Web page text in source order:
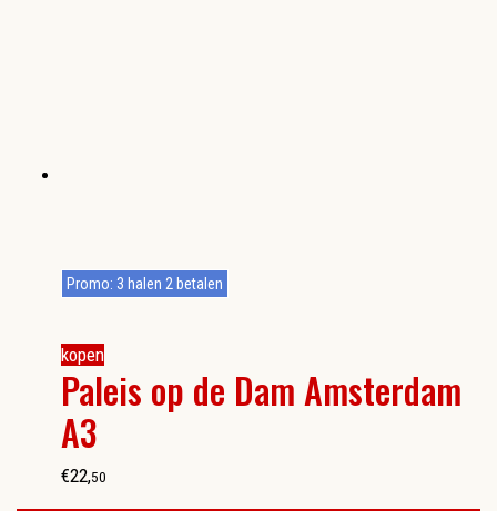
kopen
Paleis op de Dam Amsterdam
A3
Promo: 3 halen 2 betalen
€22,50